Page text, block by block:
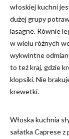
włoskiej kuchni
dużej grupy
lasagne. Równie
w wielu różnych
wykwintne
to też kraj, gdzie
klopsiki. Nie
krewetki.
Włoska kuchnia
sałatka Caprese z